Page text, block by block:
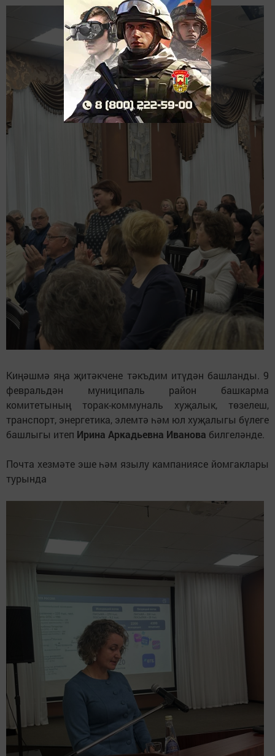
Киңәшмә яңа җитәкчене тәкъдим итүдән башланды. 9
февральдән муниципаль район башкарма
комитетының торак-коммуналь хуҗалык, төзелеш,
транспорт, энергетика, элемтә һәм юл хуҗалыгы бүлеге
башлыгы итеп Ирина Аркадьевна Иванова билгеләнде.
Почта хезмәте эше һәм язылу кампаниясе йомгаклары
турында